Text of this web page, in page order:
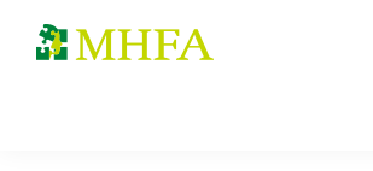
naar
naar
naar